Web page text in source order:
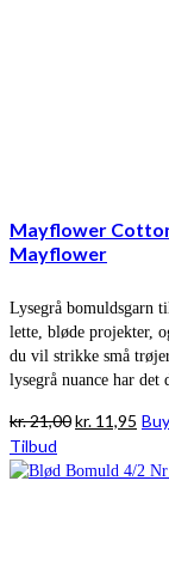
Mayflower
Mayflower
Lysegrå bomuldsgarn
lette, bløde projekter,
du vil strikke små
lysegrå nuance har det
kr.21,00Den
pris
kr. 11,95 Den
pris
Tilbud